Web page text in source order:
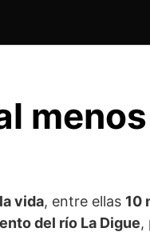
vida, entre ellas 10
del río La Digue,